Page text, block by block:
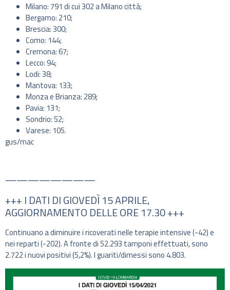
Milano: 791 di cui 302 a Milano città;
Bergamo: 210;
Brescia: 300;
Como: 144;
Cremona: 67;
Lecco: 94;
Lodi: 38;
Mantova: 133;
Monza e Brianza: 289;
Pavia: 131;
Sondrio: 52;
Varese: 105.
gus/mac
————————
+++ I DATI DI GIOVEDÌ 15 APRILE,
AGGIORNAMENTO DELLE ORE 17.30 +++
Continuano a diminuire i ricoverati nelle terapie intensive (-42) e
nei reparti (-202). A fronte di 52.293 tamponi effettuati, sono
2.722 i nuovi positivi (5,2%). I guariti/dimessi sono 4.803.